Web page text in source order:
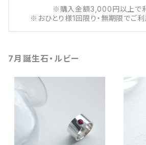
※購入金額3,000円以上で
※おひとり様1回限り・無期限でご利
7月誕生石・ルビー